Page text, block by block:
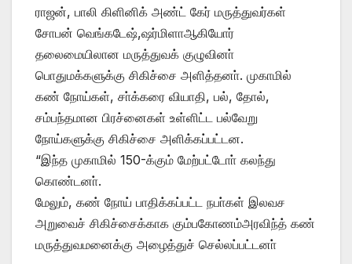
ராஜன், பாலி கிளினிக் அண்ட் கேர் மருத்துவர்கள்
சோபன் வெங்கடேஷ்,ஷர்மிளாஆகியோர்
தலைமையிலான மருத்துவக் குழுவினா்
பொதுமக்களுக்கு சிகிச்சை அளித்தனா். முகாமில்
கண் நோய்கள், சா்க்கரை வியாதி, பல், தோல்,
சம்பந்தமான பிரச்னைகள் உள்ளிட்ட பல்வேறு
நோய்களுக்கு சிகிச்சை அளிக்கப்பட்டன.
“இந்த முகாமில் 150-க்கும் மேற்பட்டோா் கலந்து
கொண்டனா்.
மேலும், கண் நோய் பாதிக்கப்பட்ட நபா்கள் இலவச
அறுவைச் சிகிச்சைக்காக கும்பகோணம்அரவிந்த் கண்
மருத்துவமனைக்கு அழைத்துச் செல்லப்பட்டனா்